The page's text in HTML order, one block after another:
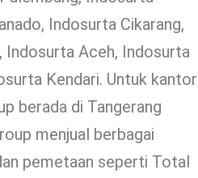
Indosurta Cikarang,
Indosurta Aceh, Indosurta
Kendari. Untuk kantor
berada di Tangerang
menjual berbagai
pemetaan seperti Total